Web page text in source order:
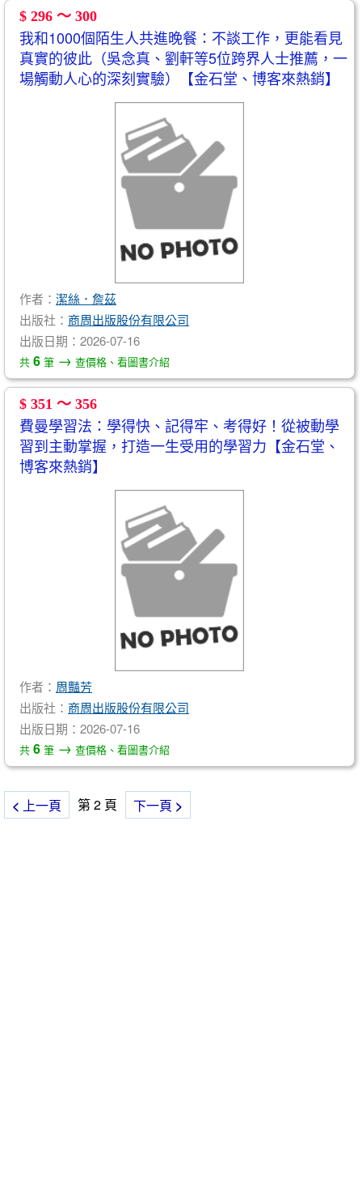
$ 296 ～ 300
我和1000個陌生人共進晚餐：不談工作，更能看見
真實的彼此（吳念真、劉軒等5位跨界人士推薦，一
場觸動人心的深刻實驗）【金石堂、博客來熱銷】
作者： 潔絲．詹茲
出版社： 商周出版股份有限公司
出版日期：2026-07-16
共 6 筆 → 查價格、看圖書介紹
$ 351 ～ 356
費曼學習法：學得快、記得牢、考得好！從被動學
習到主動掌握，打造一生受用的學習力【金石堂、
博客來熱銷】
作者： 周豔芳
出版社： 商周出版股份有限公司
出版日期：2026-07-16
共 6 筆 → 查價格、看圖書介紹
< 上一頁 第 2 頁 下一頁 >